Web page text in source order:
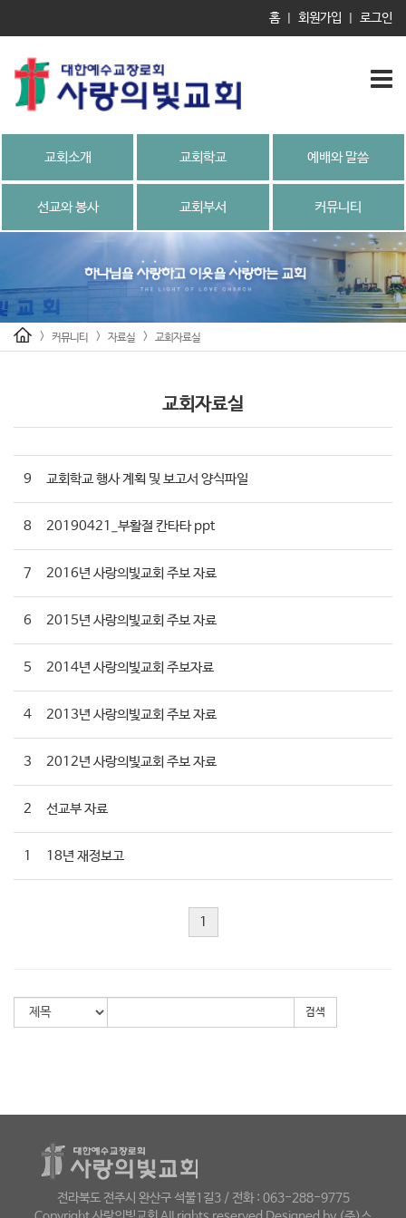
홈 회원가입 로그인
교회소개 교회학교 예배와 말씀
선교와 봉사 교회부서 커뮤니티
> 커뮤니티 > 자료실 > 교회자료실
교회자료실
9 교회학교 행사 계획 및 보고서 양식파일
8 20190421_부활절 칸타타 ppt
7 2016년 사랑의빛교회 주보 자료
6 2015년 사랑의빛교회 주보 자료
5 2014년 사랑의빛교회 주보자료
4 2013년 사랑의빛교회 주보 자료
3 2012년 사랑의빛교회 주보 자료
2 선교부 자료
1 18년 재정보고
1
검색
전라북도 전주시 완산구 석불1길3 / 전화 : 063-288-9775